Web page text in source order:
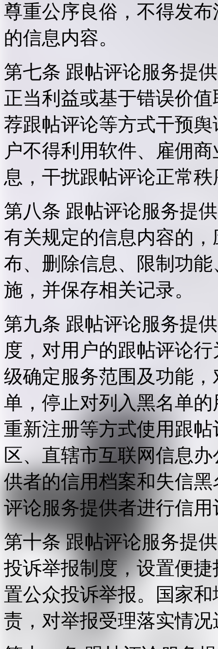
尊重公序良俗，不得发
的信息内容。
第七条 跟帖评论服务提
正当利益或基于错误价
荐跟帖评论等方式干预
户不得利用软件、雇佣
息，干扰跟帖评论正常
第八条 跟帖评论服务提
有关规定的信息内容的
布、删除信息、限制功
施，并保存相关记录。
第九条 跟帖评论服务提
度，对用户的跟帖评论
级确定服务范围及功能
单，停止对列入黑名单
重新注册等方式使用跟
区、直辖市互联网信息
供者的信用档案和失信
评论服务提供者进行信用
第十条 跟帖评论服务提
投诉举报制度，设置便
置公众投诉举报。国家
责，对举报受理落实情